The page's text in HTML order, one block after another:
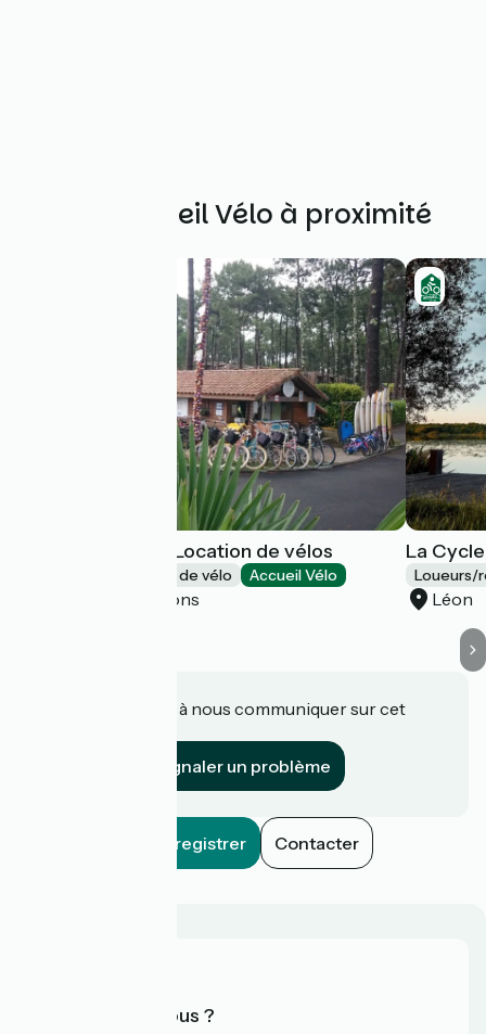
Autres Accueil Vélo à proximité
Oxygen Cycles - Location de vélos
Loueurs/réparateurs de vélo Accueil Vélo
Vielle-Saint-Girons
La
Loueurs/
Léon
Une information à nous communiquer sur cet
Signaler un problème
Enregistrer Contacter
Qui sommes-nous ?